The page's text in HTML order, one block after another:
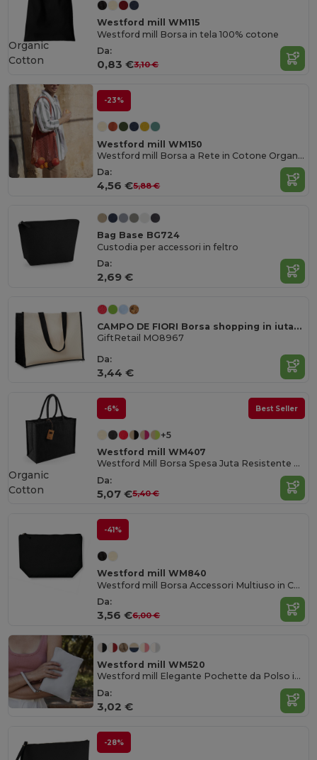
Westford mill WM115
Westford mill Borsa in tela 100% cotone
Da:
0,83 €3,10 €
Organic
Cotton
-23%
Westford mill WM150
Westford mill Borsa a Rete in Cotone Organico per Shopping e Uscite
Da:
4,56 €5,88 €
Bag Base BG724
Custodia per accessori in feltro
Da:
2,69 €
CAMPO DE FIORI Borsa shopping in iuta di CAMPO DE FIORI
GiftRetail MO8967
Da:
3,44 €
-6% Best Seller
+5
Westford mill WM407
Westford Mill Borsa Spesa Juta Resistente e Personalizzabile
Da:
5,07 €5,40 €
Organic
Cotton
-41%
Westford mill WM840
Westford mill Borsa Accessori Multiuso in Cotone Organico Earthaware™
Da:
3,56 €6,00 €
Westford mill WM520
Westford mill Elegante Pochette da Polso in Tela con Zip a Contrasto
Da:
3,02 €
-28%